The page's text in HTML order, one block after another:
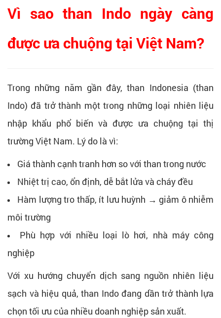
Vì sao than Indo ngày càng
được ưa chuộng tại Việt Nam?
Trong những năm gần đây, than Indonesia (than
Indo) đã trở thành một trong những loại nhiên liệu
nhập khẩu phổ biến và được ưa chuộng tại thị
trường Việt Nam. Lý do là vì:
Giá thành cạnh tranh hơn so với than trong nước
Nhiệt trị cao, ổn định, dễ bắt lửa và cháy đều
Hàm lượng tro thấp, ít lưu huỳnh → giảm ô nhiễm
môi trường
Phù hợp với nhiều loại lò hơi, nhà máy công
nghiệp
Với xu hướng chuyển dịch sang nguồn nhiên liệu
sạch và hiệu quả, than Indo đang dần trở thành lựa
chọn tối ưu của nhiều doanh nghiệp sản xuất.